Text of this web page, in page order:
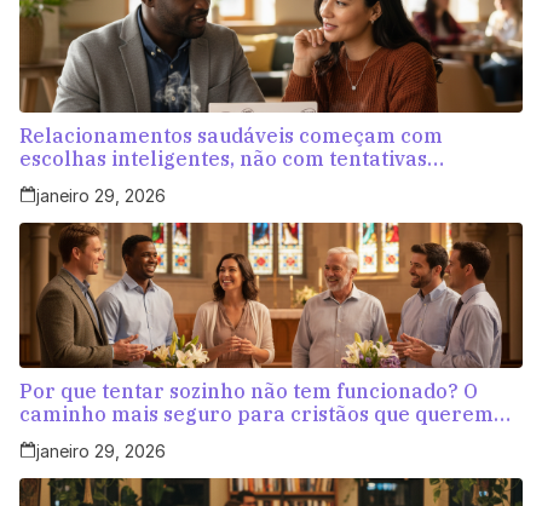
Relacionamentos saudáveis começam com
escolhas inteligentes, não com tentativas
aleatórias
janeiro 29, 2026
Por que tentar sozinho não tem funcionado? O
caminho mais seguro para cristãos que querem
amar com propósito
janeiro 29, 2026